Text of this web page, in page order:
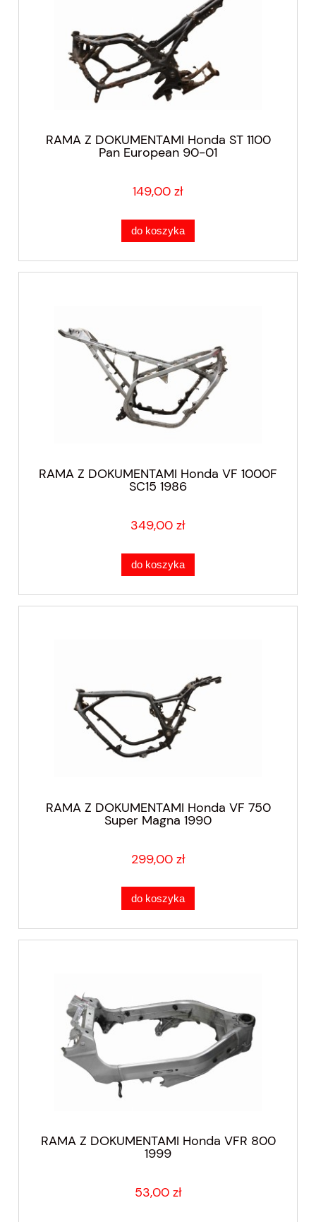
RAMA Z DOKUMENTAMI Honda ST 1100
Pan European 90-01
149,00 zł
do koszyka
RAMA Z DOKUMENTAMI Honda VF 1000F
SC15 1986
349,00 zł
do koszyka
RAMA Z DOKUMENTAMI Honda VF 750
Super Magna 1990
299,00 zł
do koszyka
RAMA Z DOKUMENTAMI Honda VFR 800
1999
53,00 zł